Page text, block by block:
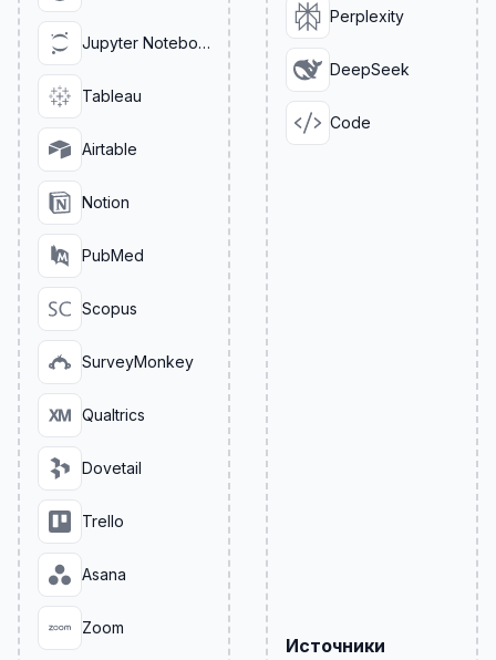
Jupyter Notebook
Tableau
Airtable
Notion
PubMed
Scopus
SurveyMonkey
Qualtrics
Dovetail
Trello
Asana
Zoom
Perplexity
DeepSeek
Code
Источники